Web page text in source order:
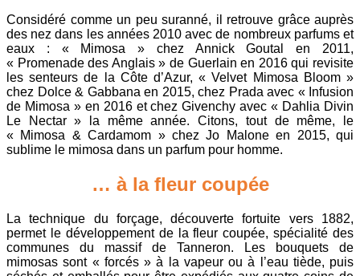
Considéré comme un peu suranné, il retrouve grâce auprès
des nez dans les années 2010 avec de nombreux parfums et
eaux : « Mimosa » chez Annick Goutal en 2011,
« Promenade des Anglais » de Guerlain en 2016 qui revisite
les senteurs de la Côte d’Azur, « Velvet Mimosa Bloom »
chez Dolce & Gabbana en 2015, chez Prada avec « Infusion
de Mimosa » en 2016 et chez Givenchy avec « Dahlia Divin
Le Nectar » la même année. Citons, tout de même, le
« Mimosa & Cardamom » chez Jo Malone en 2015, qui
sublime le mimosa dans un parfum pour homme.
… à la fleur coupée
La technique du forçage, découverte fortuite vers 1882,
permet le développement de la fleur coupée, spécialité des
communes du massif de Tanneron. Les bouquets de
mimosas sont « forcés » à la vapeur ou à l’eau tiède, puis